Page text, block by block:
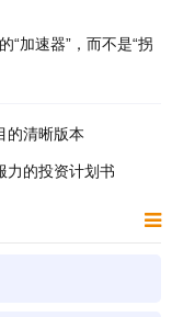
“加速器”，而不是“拐
的清晰版本
力的投资计划书